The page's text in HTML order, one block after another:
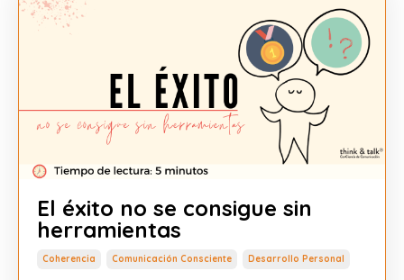
El éxito no se consigue sin
herramientas
Coherencia Comunicación Consciente Desarrollo Personal